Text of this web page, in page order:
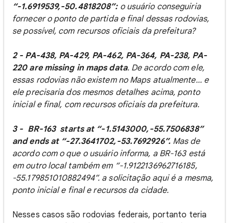
“-1.6919539,-50.4818208”: o usuário conseguiria
fornecer o ponto de partida e final dessas rodovias,
se possível, com recursos oficiais da prefeitura?
2 - PA-438, PA-429, PA-462, PA-364, PA-238, PA-
220 are missing in maps data. De acordo com ele,
essas rodovias não existem no Maps atualmente... e
ele precisaria dos mesmos detalhes acima, ponto
inicial e final, com recursos oficiais da prefeitura.
3 - BR-163 starts at “-1.5143000,-55.7506838”
and ends at “-27.3641702,-53.7692926”. Mas de
acordo com o que o usuário informa, a BR-163 está
em outro local também em “-1.9122136962716185,
-55.179851010882494”. a solicitação aqui é a mesma,
ponto inicial e final e recursos da cidade.
Nesses casos são rodovias federais, portanto teria